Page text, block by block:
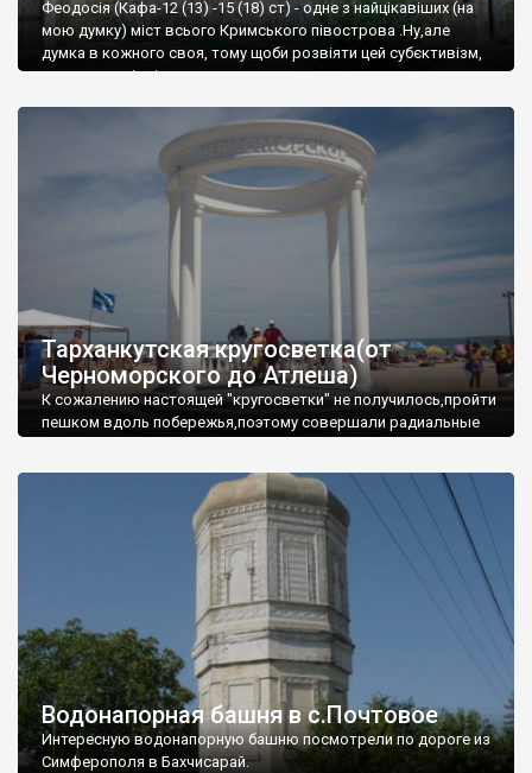
Феодосія (Кафа-12 (13) -15 (18) ст) - одне з найцікавіших (на
мою думку) міст всього Кримського півострова .Ну,але
думка в кожного своя, тому щоби розвіяти цей субєктивізм,
запрошую відвідати це
Тарханкутская кругосветка(от
Черноморского до Атлеша)
К сожалению настоящей "кругосветки" не получилось,пройти
пешком вдоль побережья,поэтому совершали радиальные
Водонапорная башня в с.Почтовое
Интересную водонапорную башню посмотрели по дороге из
Симферополя в Бахчисарай.